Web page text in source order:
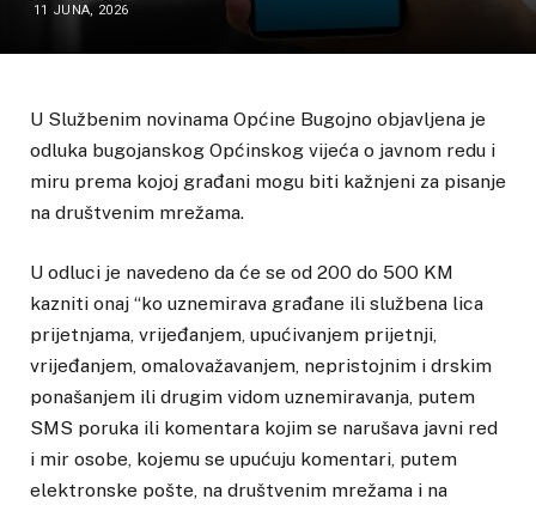
11 JUNA, 2026
U Službenim novinama Općine Bugojno objavljena je
odluka bugojanskog Općinskog vijeća o javnom redu i
miru prema kojoj građani mogu biti kažnjeni za pisanje
na društvenim mrežama.
U odluci je navedeno da će se od 200 do 500 KM
kazniti onaj “ko uznemirava građane ili službena lica
prijetnjama, vrijeđanjem, upućivanjem prijetnji,
vrijeđanjem, omalovažavanjem, nepristojnim i drskim
ponašanjem ili drugim vidom uznemiravanja, putem
SMS poruka ili komentara kojim se narušava javni red
i mir osobe, kojemu se upućuju komentari, putem
elektronske pošte, na društvenim mrežama i na